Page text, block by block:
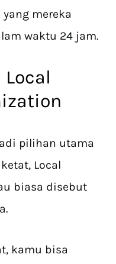
mereka
waktu 24 jam.
pilihan utama
Local
biasa disebut
kamu bisa